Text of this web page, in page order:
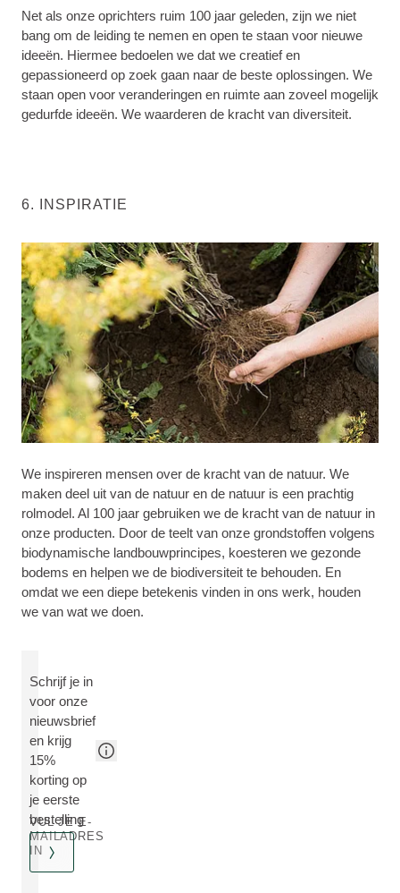
Net als onze oprichters ruim 100 jaar geleden, zijn we niet
bang om de leiding te nemen en open te staan voor nieuwe
ideeën. Hiermee bedoelen we dat we creatief en
gepassioneerd op zoek gaan naar de beste oplossingen. We
staan open voor veranderingen en ruimte aan zoveel mogelijk
gedurfde ideeën. We waarderen de kracht van diversiteit.
6. INSPIRATIE
We inspireren mensen over de kracht van de natuur. We
maken deel uit van de natuur en de natuur is een prachtig
rolmodel. Al 100 jaar gebruiken we de kracht van de natuur in
onze producten. Door de teelt van onze grondstoffen volgens
biodynamische landbouwprincipes, koesteren we gezonde
bodems en helpen we de biodiversiteit te behouden. En
omdat we een diepe betekenis vinden in ons werk, houden
we van wat we doen.
Schrijf je in
voor onze
nieuwsbrief
en krijg
15%
korting op
je eerste
bestelling
VUL JE E-
MAILADRES
IN